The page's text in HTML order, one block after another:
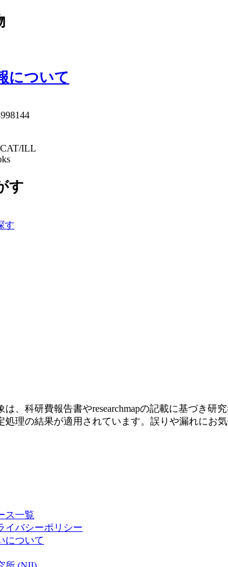
について
ILL
す
す
、科研費報告書やresearchmapの記載に基づき研
処理の結果が適用されています。誤りや漏れにお
ス一覧
イバシーポリシー
について